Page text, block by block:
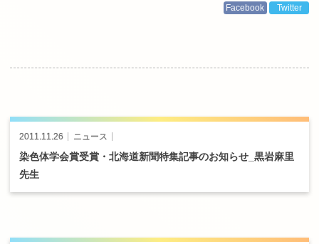
Facebook Twitter
ョ
2011.11.26 ニュース
染色体学会賞受賞・ 北海道新聞特集記事のお知らせ_ 黒岩麻里
先生